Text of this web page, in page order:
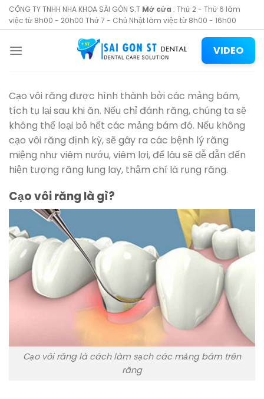
Skip
to
CÔNG TY TNHH NHA KHOA SÀI GÒN S.T Mở cửa : Thứ 2 - Thứ 6 làm
việc từ 8h00 - 20h00 Thứ 7 - Chủ Nhật làm việc từ 8h00 - 16h00
VIDEO
Cạo vôi răng được hình thành bởi các mảng bám,
tích tụ lại sau khi ăn. Nếu chỉ đánh răng, chúng ta sẽ
không thể loại bỏ hết các mảng bám đó. Nếu không
cạo vôi răng định kỳ, sẽ gây ra các bệnh lý răng
miệng như viêm nướu, viêm lợi, để lâu sẽ dễ dẫn đến
hiện tượng răng lung lay, thậm chí là rụng răng.
Cạo vôi răng là gì?
Cạo vôi răng là cách làm sạch các mảng bám trên
răng